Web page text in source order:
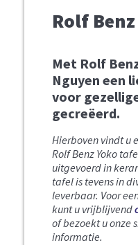
Rolf
Met Rolf
Nguyen een
voor
gecreëerd.
Hierboven vindt u
Rolf Benz Yoko
uitgevoerd in
tafel is tevens in
leverbaar. Voor
kunt u vrijblijvend
of bezoekt u onze
informatie.